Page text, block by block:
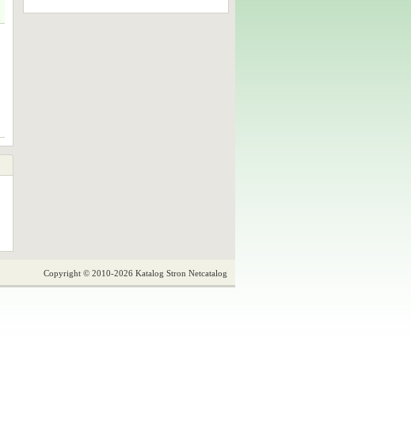
Copyright © 2010-2026 Katalog Stron Netcatalog